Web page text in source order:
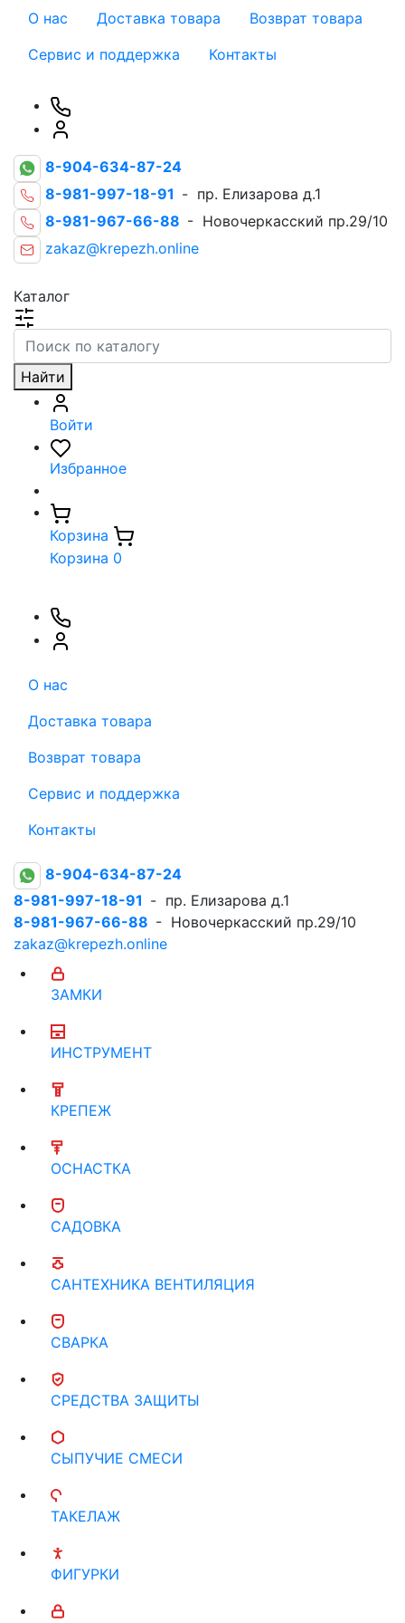
О нас Доставка товара
Возврат товара
Сервис и поддержка
Контакты
8-904-634-87-24
8-981-997-18-91 - пр. Елизарова д.1
8-981-967-66-88 - Новочеркасский пр.29/10
zakaz@krepezh.online
Каталог
Найти
Войти
Избранное
Корзина
Корзина 0
О нас
Доставка товара
Возврат товара
Сервис и поддержка
Контакты
8-904-634-87-24
8-981-997-18-91 - пр. Елизарова д.1
8-981-967-66-88 - Новочеркасский пр.29/10
zakaz@krepezh.online
ЗАМКИ
ИНСТРУМЕНТ
КРЕПЕЖ
ОСНАСТКА
САДОВКА
САНТЕХНИКА ВЕНТИЛЯЦИЯ
СВАРКА
СРЕДСТВА ЗАЩИТЫ
СЫПУЧИЕ СМЕСИ
ТАКЕЛАЖ
ФИГУРКИ